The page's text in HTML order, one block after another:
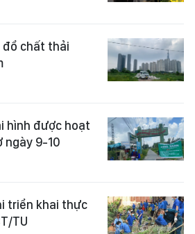
đổ chất thải
hình được hoạt
ngày 9-10
triển khai thực
TU